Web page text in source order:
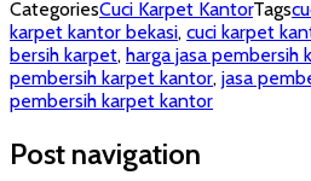
CategoriesCuci Karpet KantorTags
karpet kantor bekasi, cuci karpet
bersih karpet, harga jasa pembersih
pembersih karpet kantor, jasa
pembersih karpet kantor
Post navigation